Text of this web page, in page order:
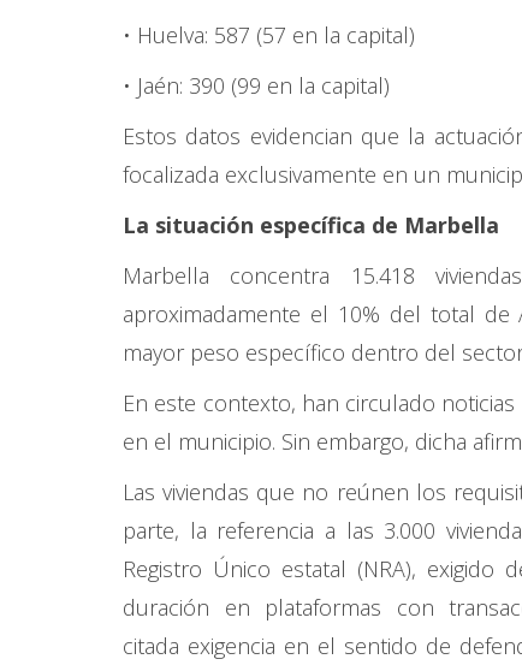
• Huelva: 587 (57 en la capital)
• Jaén: 390 (99 en la capital)
Estos datos evidencian que la
focalizada exclusivamente en un
La situación específica de Marbella
Marbella concentra 15.418
aproximadamente el 10% del total
mayor peso específico dentro del
En este contexto, han circulado noticias
en el municipio. Sin embargo, dicha
Las viviendas que no reúnen los
parte, la referencia a las 3.000
Registro Único estatal (NRA),
duración en plataformas con
citada exigencia en el sentido de